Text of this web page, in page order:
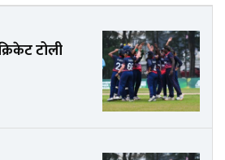
टोली